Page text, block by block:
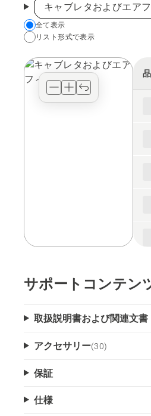
キャブレタおよびエア
Choose
your
view
type
全て表示
リスト形式で表示
サポートコンテン
取扱説明書および関連文書
アクセサリー(30)
保証
仕様